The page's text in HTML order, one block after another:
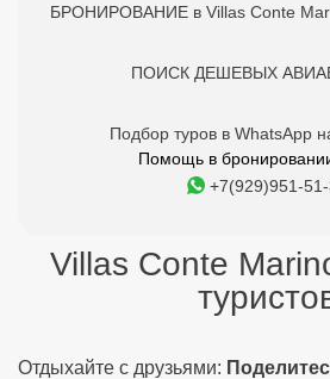
БРОНИРОВАНИЕ в Villas Conte
ПОИСК ДЕШЕВЫХ
Подбор туров в WhatsApp
Помощь в
+7(929)951-
Villas Conte
Отдыхайте с друзьями: